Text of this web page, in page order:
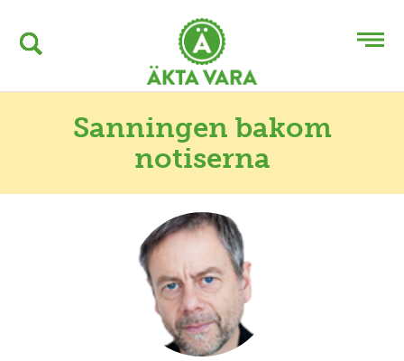
Sanningen bakom
notiserna